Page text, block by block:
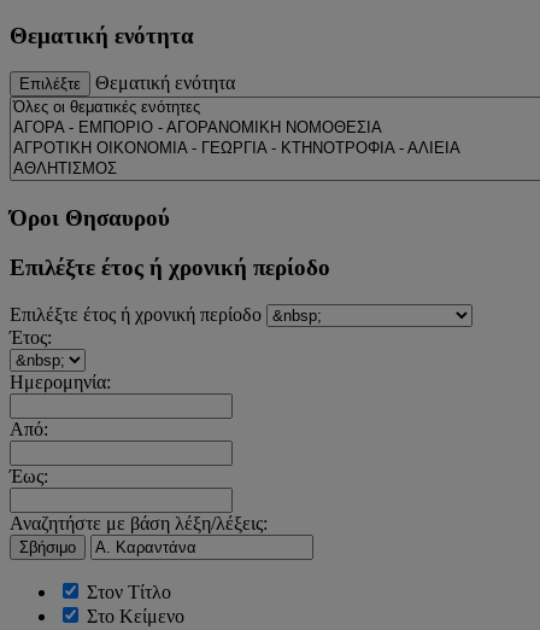
Θεματική ενότητα
Επιλέξτε Θεματική ενότητα
Όροι Θησαυρού
Επιλέξτε έτος ή χρονική περίοδο
Επιλέξτε έτος ή χρονική περίοδο
Έτος:
Ημερομηνία:
Από:
Έως:
Αναζητήστε με βάση λέξη/λέξεις:
Σβήσιμο
Στον Τίτλο
Στο Κείμενο